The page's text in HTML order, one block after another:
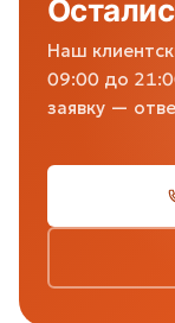
Наш
09:00 до
заявку —